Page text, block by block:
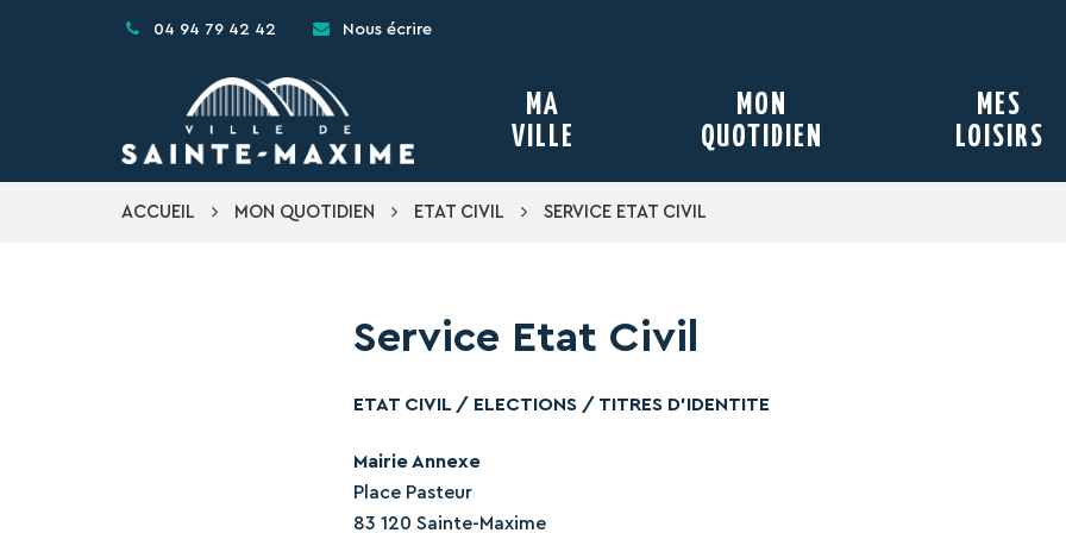
04 94 79 42 42 Nous écrire
MA
VILLE
MON
QUOTIDIEN
MES
LOISIRS
ACCUEIL MON QUOTIDIEN ETAT CIVIL SERVICE ETAT CIVIL
Service Etat Civil
ETAT CIVIL / ELECTIONS / TITRES D’IDENTITE
Mairie Annexe
Place Pasteur
83 120 Sainte-Maxime